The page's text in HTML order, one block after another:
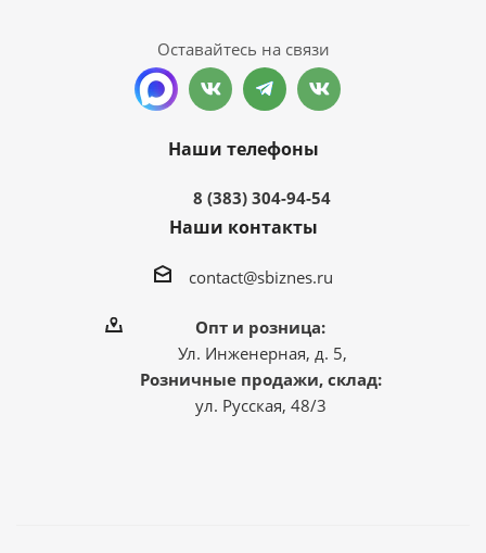
Оставайтесь на связи
Наши телефоны
8 (383) 304-94-54
Наши контакты
contact@sbiznes.ru
Опт и розница:
Ул. Инженерная, д. 5,
Розничные продажи, склад:
ул. Русская, 48/3